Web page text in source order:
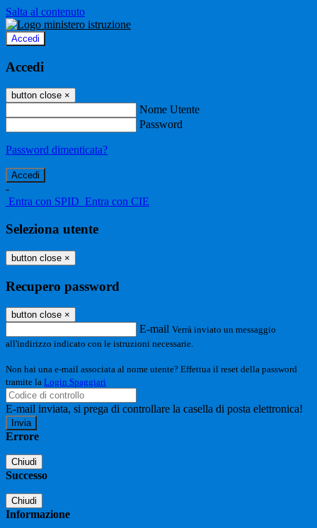
Salta al contenuto
Accedi
Accedi
button close ×
Nome Utente
Password
Password dimenticata?
-
Entra con SPID Entra con CIE
Seleziona utente
button close ×
Recupero password
button close ×
E-mail Verrà inviato un messaggio
all'indirizzo indicato con le istruzioni necessarie.
Non hai una e-mail associata al nome utente? Effettua il reset della password
tramite la Login Spaggiari
E-mail inviata, si prega di controllare la casella di posta elettronica!
Errore
Chiudi
Successo
Chiudi
Informazione